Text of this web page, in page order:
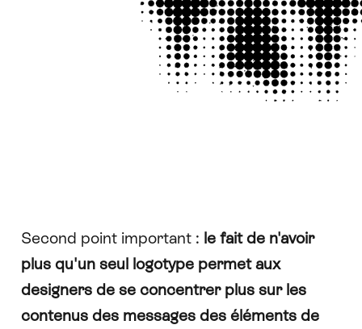
Second point important : le fait de n'avoir
plus qu'un seul logotype permet aux
designers de se concentrer plus sur les
contenus des messages des éléments de